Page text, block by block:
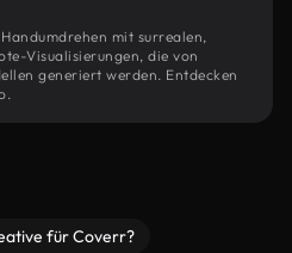
mit surrealen,
Visualisierungen, die von
generiert werden. Entdecken
für Coverr?